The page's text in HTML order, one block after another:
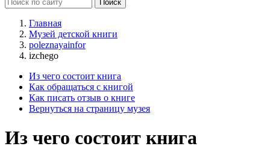
Главная
Музей детской книги
poleznayainfor
izchego
Из чего состоит книга
Как обращаться с книгой
Как писать отзыв о книге
Вернуться на страницу музея
Из чего состоит книга